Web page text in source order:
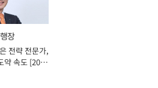
장
전략 전문가,
약 속도 [2026